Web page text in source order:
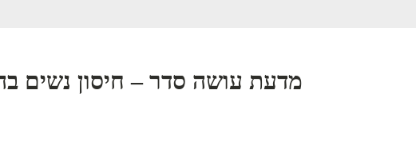
מדעת עושה סדר – חיסון נשים